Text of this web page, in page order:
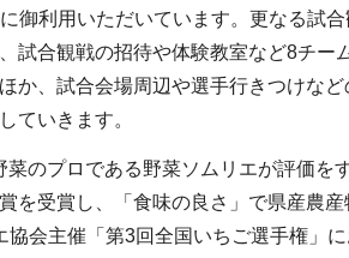
御利用いただいています。更なる試
試合観戦の招待や体験教室など8チ
か、試合会場周辺や選手行きつけな
ていきます。
のプロである野菜ソムリエが評価を
を受賞し、「食味の良さ」で県産農
会主催「第3回全国いちご選手権」